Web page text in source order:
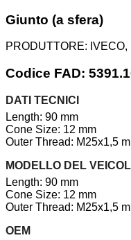
Giunto (a sfera)
PRODUTTORE:
Codice FAD:
DATI TECNICI
Length: 90 mm
Cone Size: 12 mm
Outer Thread: M25x1,5
MODELLO DEL
Length: 90 mm
Cone Size: 12 mm
Outer Thread: M25x1,5
OEM